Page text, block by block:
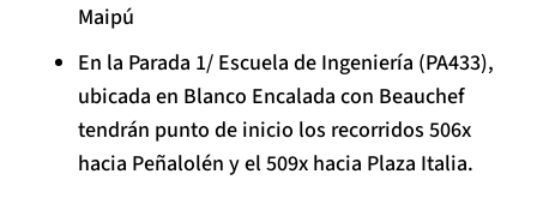
Maipú
En la Parada 1/ Escuela de Ingeniería (PA433),
ubicada en Blanco Encalada con Beauchef
tendrán punto de inicio los recorridos 506x
hacia Peñalolén y el 509x hacia Plaza Italia.